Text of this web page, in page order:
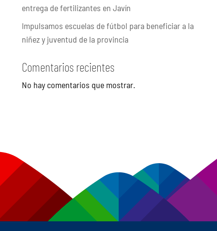
entrega de fertilizantes en Javín
Impulsamos escuelas de fútbol para beneficiar a la
niñez y juventud de la provincia
Comentarios recientes
No hay comentarios que mostrar.